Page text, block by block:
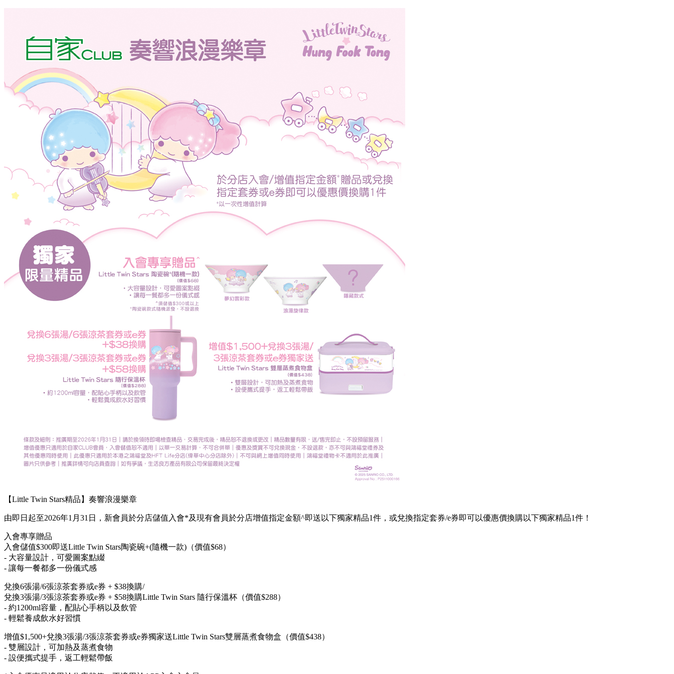
【Little Twin Stars精品】奏響浪漫樂章
由即日起至2026年1月31日，新會員於分店儲值入會*及現有會員於分店增值指定金額^即送以下獨家精品1件，或兌換指定套券/e券即可以優惠價換購以下獨家精品1件！
入會專享贈品
入會儲值$300即送Little Twin Stars陶瓷碗+(隨機一款)（價值$68）
- 大容量設計，可愛圖案點綴
- 讓每一餐都多一份儀式感
兌換6張湯/6張涼茶套券或e券 + $38換購/
兌換3張湯/3張涼茶套券或e券 + $58換購Little Twin Stars 隨行保溫杯（價值$288）
- 約1200ml容量，配貼心手柄以及飲管
- 輕鬆養成飲水好習慣
增值$1,500+兌換3張湯/3張涼茶套券或e券獨家送Little Twin Stars雙層蒸煮食物盒（價值$438）
- 雙層設計，可加熱及蒸煮食物
- 設便攜式提手，返工輕鬆帶飯